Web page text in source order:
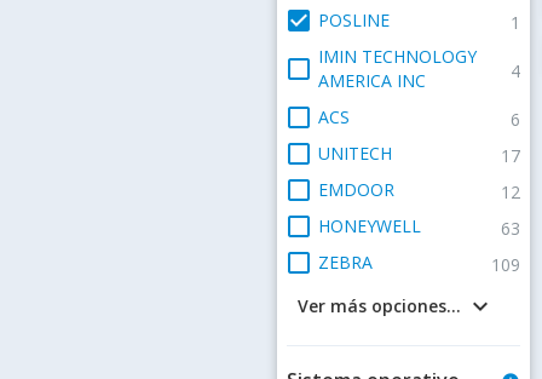
check_box POSLINE 1
check_box_outline_blank IMIN TECHNOLOGY
AMERICA INC
4
check_box_outline_blank ACS 6
check_box_outline_blank UNITECH 17
check_box_outline_blank EMDOOR 12
check_box_outline_blank HONEYWELL 63
check_box_outline_blank ZEBRA 109
keyboard_arrow_down
Ver más opciones...